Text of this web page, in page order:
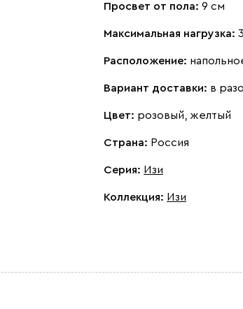
Просвет от пола: 9 см
Максимальная нагрузка:
Расположение:
Вариант доставки: в
Цвет: розовый, желтый
Страна: Россия
Серия: Изи
Коллекция: Изи